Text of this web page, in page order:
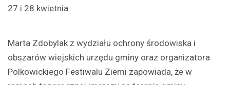
27 i 28 kwietnia.
Marta Zdobylak z wydziału ochrony środowiska i
obszarów wiejskich urzędu gminy oraz organizatora
Polkowickiego Festiwalu Ziemi zapowiada, że w